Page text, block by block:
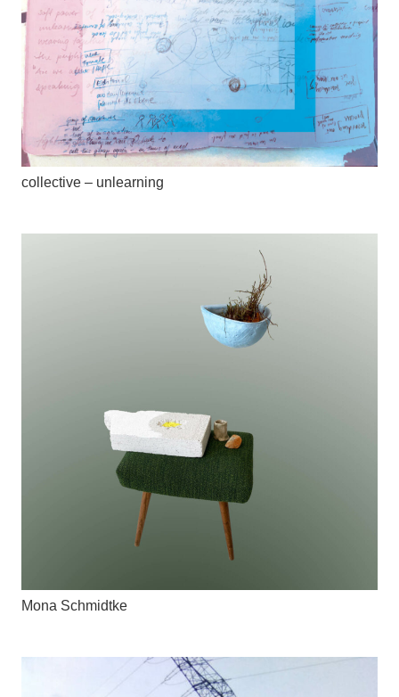
collective – unlearning
Mona Schmidtke